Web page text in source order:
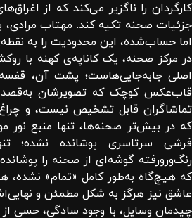
کارگردان را ناگزیر می‌کند که از
جزئیات صحنه تکیه کند. مهتاب مرادی،
اما حساب‌شده، این محدودیت را به
در مرکز صحنه، یک کاناپه‌ی کهنه با
اصلی جابه‌جایی‌هاست؛ پشت آن،
قاب‌عکس کوچک که تصویرشان به‌قصد
تماشاگران قابل تشخیص نیست، و
که در بیش‌تر صحنه‌ها، تنها منبع
فرشی سرتاسری پوشانده نشده؛
رنگ‌ورورفته گوشه‌ای از صحنه را
که هیچ‌گاه به‌طور کامل «تمام» نشده،
عاشق نیز هرگز به شکل مطمئن و
چیدمان وسایل، با وجود سادگی، حسی از